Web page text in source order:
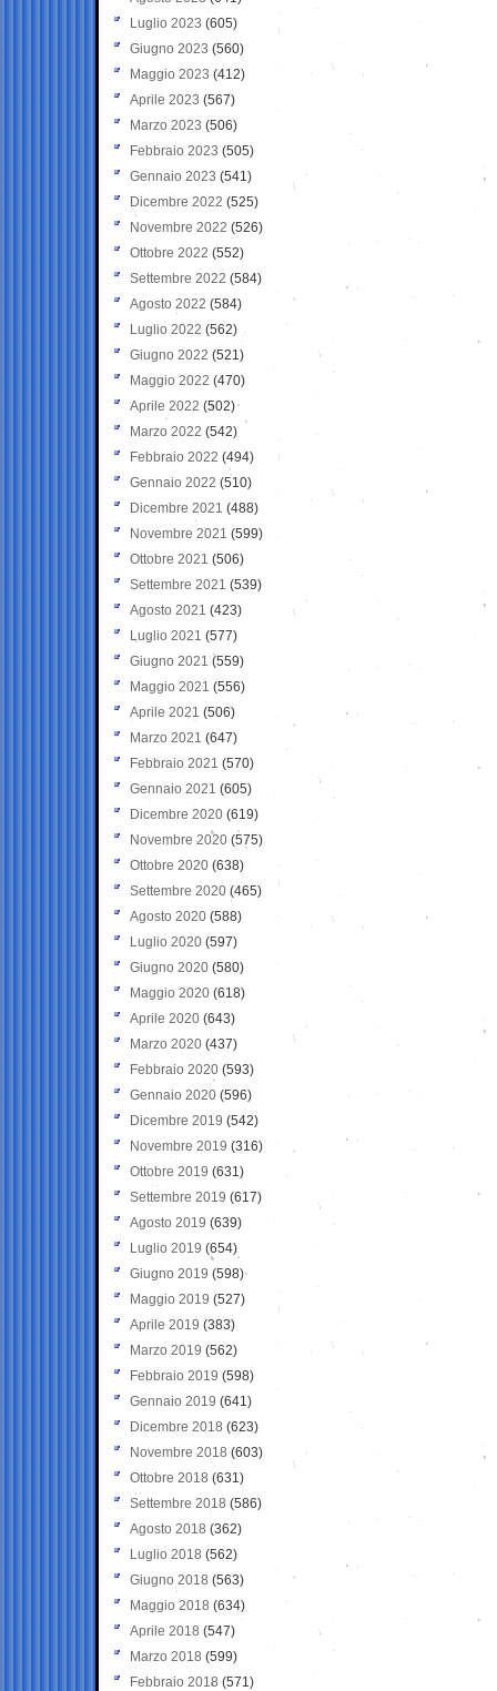
Luglio 2023 (605)
Giugno 2023 (560)
Maggio 2023 (412)
Aprile 2023 (567)
Marzo 2023 (506)
Febbraio 2023 (505)
Gennaio 2023 (541)
Dicembre 2022 (525)
Novembre 2022 (526)
Ottobre 2022 (552)
Settembre 2022 (584)
Agosto 2022 (584)
Luglio 2022 (562)
Giugno 2022 (521)
Maggio 2022 (470)
Aprile 2022 (502)
Marzo 2022 (542)
Febbraio 2022 (494)
Gennaio 2022 (510)
Dicembre 2021 (488)
Novembre 2021 (599)
Ottobre 2021 (506)
Settembre 2021 (539)
Agosto 2021 (423)
Luglio 2021 (577)
Giugno 2021(559)
Maggio 2021 (556)
Aprile 2021 (506)
Marzo 2021 (647)
Febbraio 2021 (570)
Gennaio 2021 (605)
Dicembre 2020 (619)
Novembre 2020 (575)
Ottobre 2020 (638)
Settembre 2020(465)
Agosto 2020 (588)
Luglio 2020 (597)
Giugno 2020 (580)
Maggio 2020 (618)
Aprile 2020 (643)
Marzo 2020 (437)
Febbraio 2020 (593)
Gennaio 2020 (596)
Dicembre 2019 (542)
Novembre 2019 (316)
Ottobre 2019 (631)
Settembre 2019 (617)
Agosto 2019 (639)
Luglio 2019 (654)
Giugno 2019 (598)
Maggio 2019 (527)
Aprile 2019 (383)
Marzo 2019 (562)
Febbraio 2019 (598)
Gennaio 2019 (641)
Dicembre 2018 (623)
Novembre 2018 (603)
Ottobre 2018 (631)
Settembre 2018 (586)
Agosto 2018 (362)
Luglio 2018 (562)
Giugno 2018 (563)
Maggio 2018 (634)
Aprile 2018 (547)
Marzo 2018 (599)
Febbraio 2018 (571)